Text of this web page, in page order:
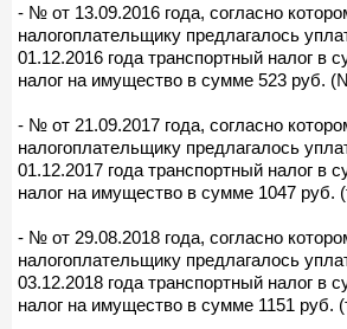
- № от 13.09.2016 года, согласно
налогоплательщику предлагалось
01.12.2016 года транспортный налог в
налог на имущество в сумме 523 руб.
- № от 21.09.2017 года, согласно
налогоплательщику предлагалось
01.12.2017 года транспортный налог в
налог на имущество в сумме 1047 руб.
- № от 29.08.2018 года, согласно
налогоплательщику предлагалось
03.12.2018 года транспортный налог в
налог на имущество в сумме 1151 руб.